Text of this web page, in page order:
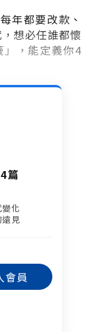
年都要改款、
想必任誰都懷
」，能定義你4
篇
化​
見
會員